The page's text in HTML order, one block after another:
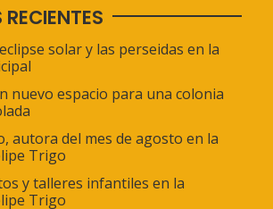
solar y las perseidas en la
nuevo espacio para una colonia
autora del mes de agosto en la
Trigo
y talleres infantiles en la
Trigo